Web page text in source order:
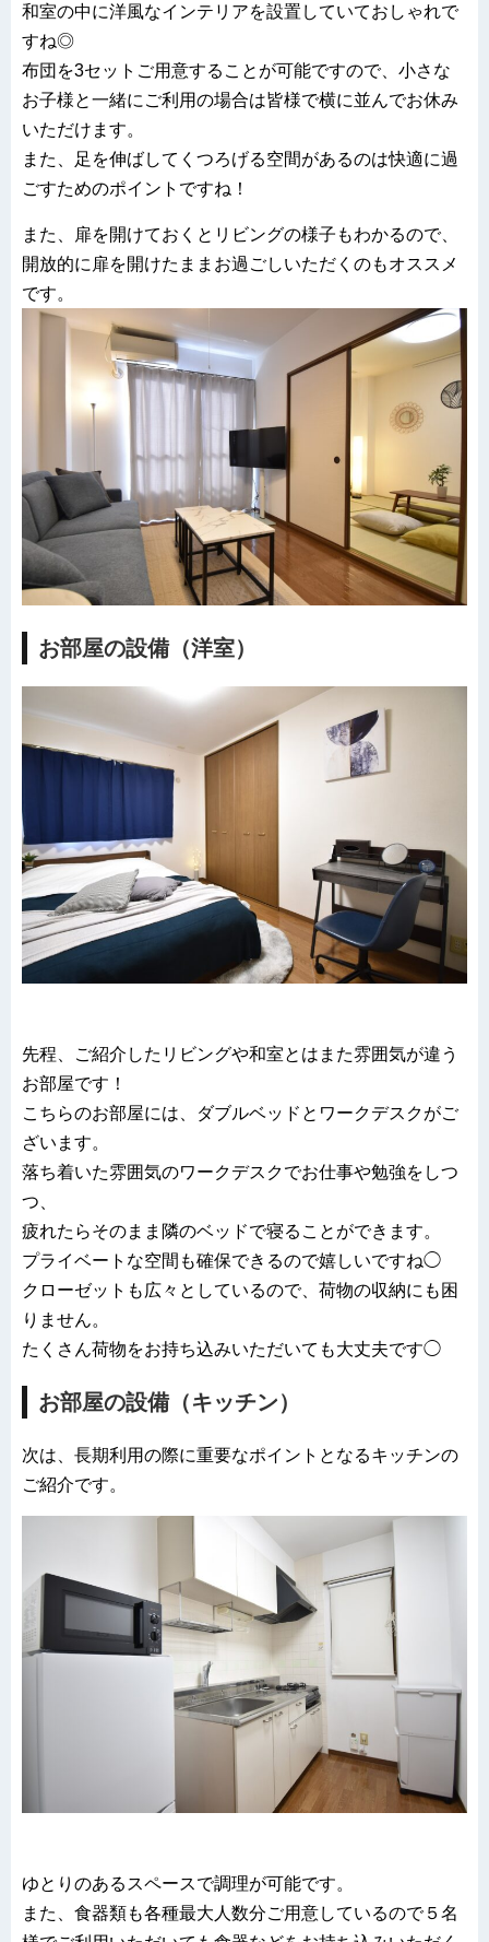
和室の中に洋風なインテリアを設置していておしゃれで
すね◎
布団を3セットご用意することが可能ですので、小さな
お子様と一緒にご利用の場合は皆様で横に並んでお休み
いただけます。
また、足を伸ばしてくつろげる空間があるのは快適に過
ごすためのポイントですね！
また、扉を開けておくとリビングの様子もわかるので、
開放的に扉を開けたままお過ごしいただくのもオススメ
です。
お部屋の設備（洋室）
先程、ご紹介したリビングや和室とはまた雰囲気が違う
お部屋です！
こちらのお部屋には、ダブルベッドとワークデスクがご
ざいます。
落ち着いた雰囲気のワークデスクでお仕事や勉強をしつ
つ、
疲れたらそのまま隣のベッドで寝ることができます。
プライベートな空間も確保できるので嬉しいですね◯
クローゼットも広々としているので、荷物の収納にも困
りません。
たくさん荷物をお持ち込みいただいても大丈夫です◯
お部屋の設備（キッチン）
次は、長期利用の際に重要なポイントとなるキッチンの
ご紹介です。
ゆとりのあるスペースで調理が可能です。
また、食器類も各種最大人数分ご用意しているので５名